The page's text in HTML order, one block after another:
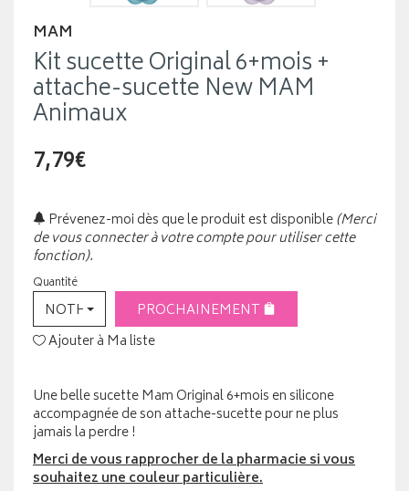
MAM
Kit sucette Original 6+mois +
attache-sucette New MAM
Animaux
7,79€
Prévenez-moi dès que le produit est disponible(Merci
de vous connecter à votre compte pour utiliser cette
fonction).
Quantité
NOTHING SELECTEDPROCHAINEMENT
Ajouter à Ma liste
Une belle sucette Mam Original 6+mois en silicone
accompagnée de son attache-sucette pour ne plus
jamais la perdre !
Merci de vous rapprocher de la pharmacie si vous
souhaitez une couleur particulière.